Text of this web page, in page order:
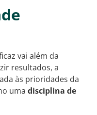
vai além da
resultados, a
às prioridades da
umadisciplina de